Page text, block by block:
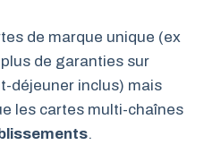
de marque unique (ex
de garanties sur
déjeuner inclus) mais
les cartes multi-chaînes
.